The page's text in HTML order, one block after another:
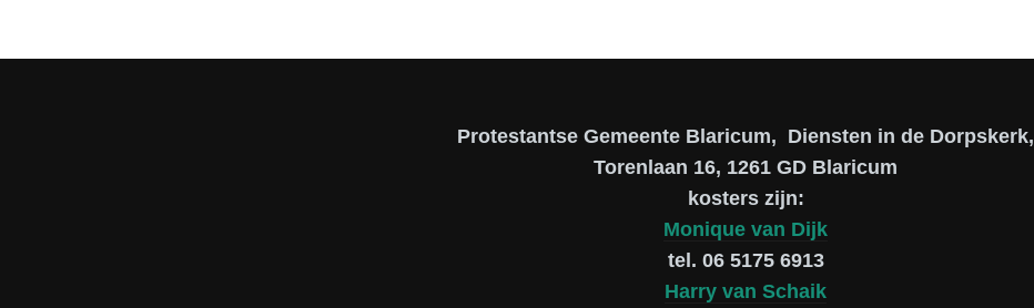
Protestantse Gemeente Blaricum, Diensten in de Dorpskerk,
Torenlaan 16, 1261 GD Blaricum
kosters zijn:
Monique van Dijk
tel. 06 5175 6913
Harry van Schaik